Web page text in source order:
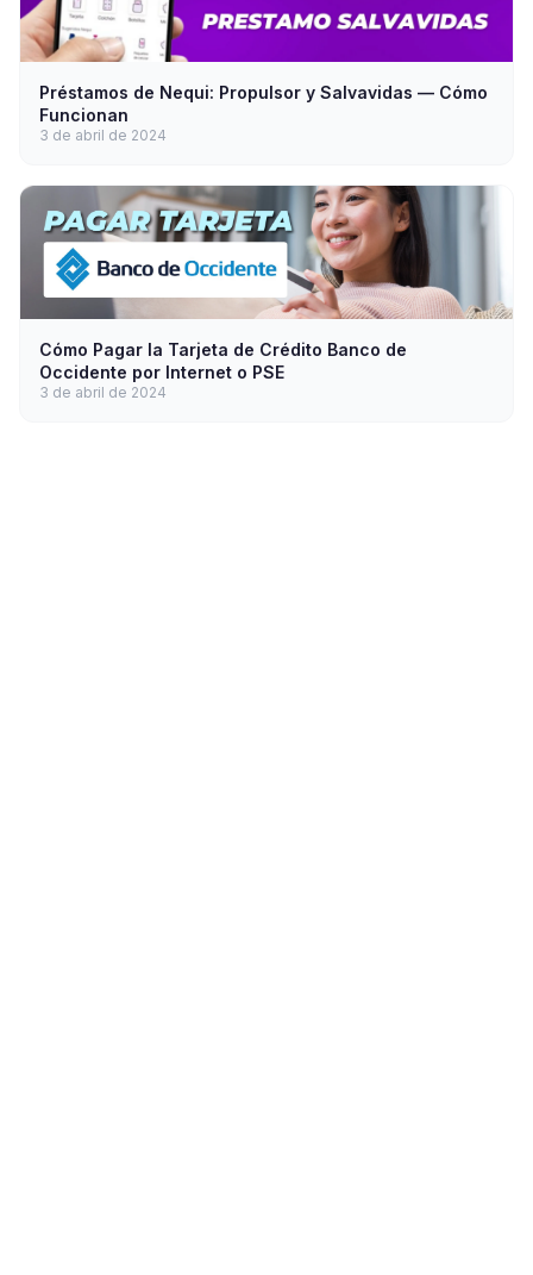
Préstamos de Nequi: Propulsor y Salvavidas — Cómo
Funcionan
3 de abril de 2024
Cómo Pagar la Tarjeta de Crédito Banco de
Occidente por Internet o PSE
3 de abril de 2024